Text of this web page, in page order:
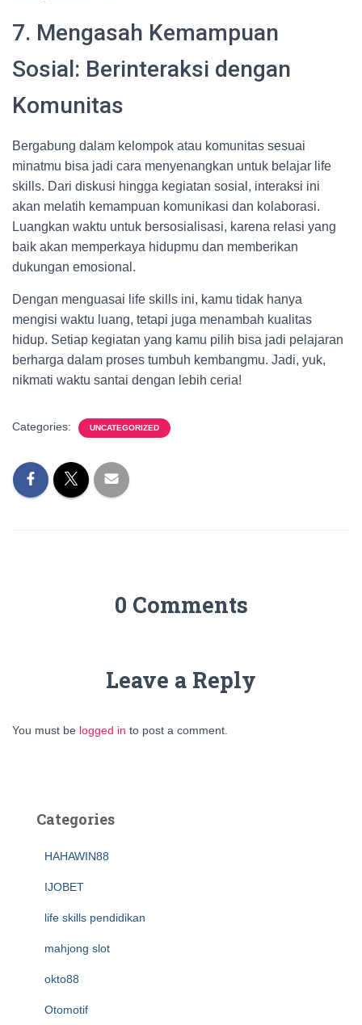
7. Mengasah Kemampuan
Sosial: Berinteraksi dengan
Komunitas
Bergabung dalam kelompok atau komunitas sesuai
minatmu bisa jadi cara menyenangkan untuk belajar life
skills. Dari diskusi hingga kegiatan sosial, interaksi ini
akan melatih kemampuan komunikasi dan kolaborasi.
Luangkan waktu untuk bersosialisasi, karena relasi yang
baik akan memperkaya hidupmu dan memberikan
dukungan emosional.
Dengan menguasai life skills ini, kamu tidak hanya
mengisi waktu luang, tetapi juga menambah kualitas
hidup. Setiap kegiatan yang kamu pilih bisa jadi pelajaran
berharga dalam proses tumbuh kembangmu. Jadi, yuk,
nikmati waktu santai dengan lebih ceria!
Categories: UNCATEGORIZED
0 Comments
Leave a Reply
You must be logged in to post a comment.
Categories
HAHAWIN88
IJOBET
life skills pendidikan
mahjong slot
okto88
Otomotif